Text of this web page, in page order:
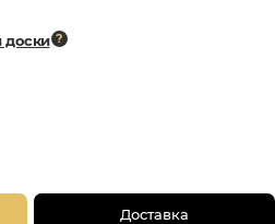
доски
Доставка